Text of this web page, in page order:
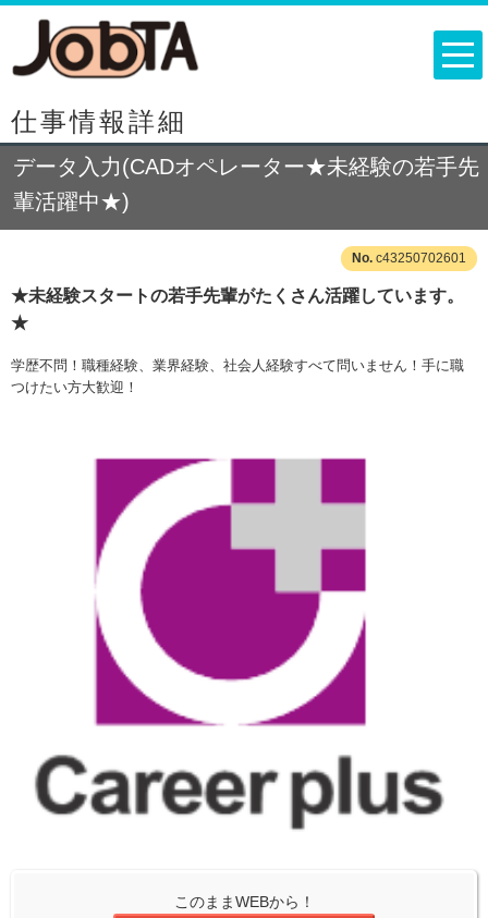
仕事情報詳細
データ入力(CADオペレーター★未経験の若手先
輩活躍中★)
c43250702601
★未経験スタートの若手先輩がたくさん活躍しています。
★
学歴不問！職種経験、業界経験、社会人経験すべて問いません！手に職
つけたい方大歓迎！
このままWEBから！